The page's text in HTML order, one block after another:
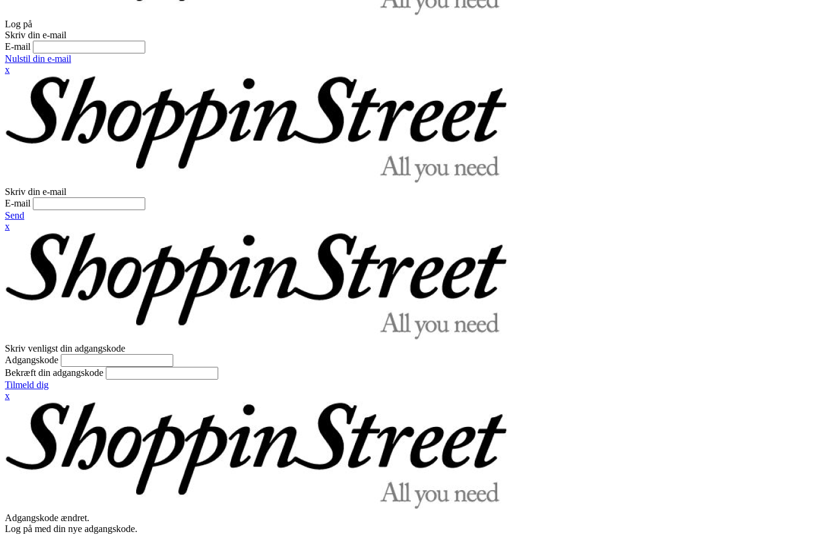
Log på
Skriv din e-mail
E-mail
Nulstil din e-mail
x
Skriv din e-mail
E-mail
Send
x
Skriv venligst din adgangskode
Adgangskode
Bekræft din adgangskode
Tilmeld dig
x
Adgangskode ændret.
Log på med din nye adgangskode.